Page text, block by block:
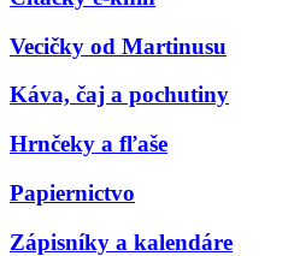
Vecičky od Martinusu
Káva, čaj a pochutiny
Hrnčeky a fľaše
Papiernictvo
Zápisníky a kalendáre